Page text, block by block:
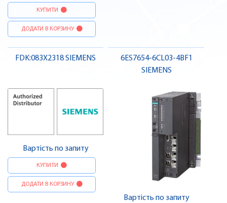
КУПИТИ
ДОДАТИ В КОРЗИНУ
FDK:083X2318 SIEMENS
Вартість по запиту
КУПИТИ
ДОДАТИ В КОРЗИНУ
6ES7654-6CL03-4BF1
SIEMENS
Вартість по запиту